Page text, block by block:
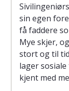
sin egen
få faddere
Mye skjer,
stort og til
lager
kjent med